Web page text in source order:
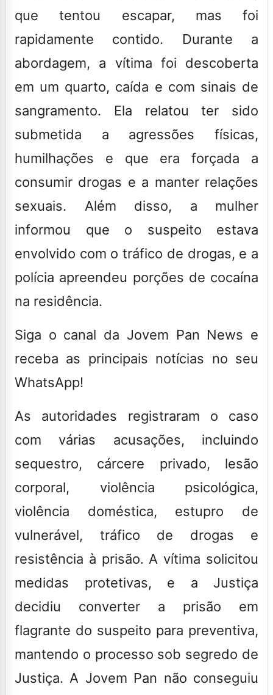
que tentou escapar, mas foi
rapidamente contido. Durante a
abordagem, a vítima foi descoberta
em um quarto, caída e com sinais de
sangramento. Ela relatou ter sido
submetida a agressões físicas,
humilhações e que era forçada a
consumir drogas e a manter relações
sexuais. Além disso, a mulher
informou que o suspeito estava
envolvido com o tráfico de drogas, e a
polícia apreendeu porções de cocaína
na residência.
Siga o canal da Jovem Pan News e
receba as principais notícias no seu
WhatsApp!
As autoridades registraram o caso
com várias acusações, incluindo
sequestro, cárcere privado, lesão
corporal, violência psicológica,
violência doméstica, estupro de
vulnerável, tráfico de drogas e
resistência à prisão. A vítima solicitou
medidas protetivas, e a Justiça
decidiu converter a prisão em
flagrante do suspeito para preventiva,
mantendo o processo sob segredo de
Justiça. A Jovem Pan não conseguiu